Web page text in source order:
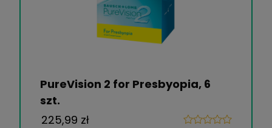
PureVision 2 for Presbyopia, 6
szt.
225,99 zł